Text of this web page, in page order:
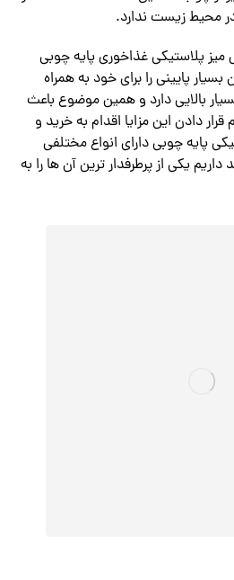
محیط زیست ندارد.
میز پلاستیکی غذاخوری پایه چوبی
بسیار پایینی را برای خود به همراه
بالایی دارد و همین موضوع باعث
دادن این مزایا اقدام به خرید و
پایه چوبی دارای انواع مختلفی
یکی از پرطرفدار ترین آن ها را به